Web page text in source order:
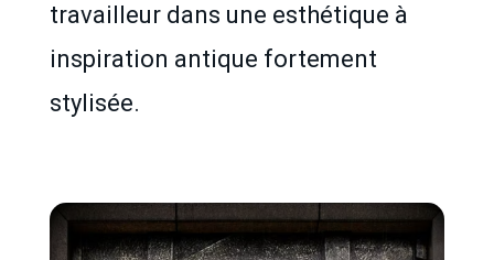
travailleur dans une esthétique à
inspiration antique fortement
stylisée.